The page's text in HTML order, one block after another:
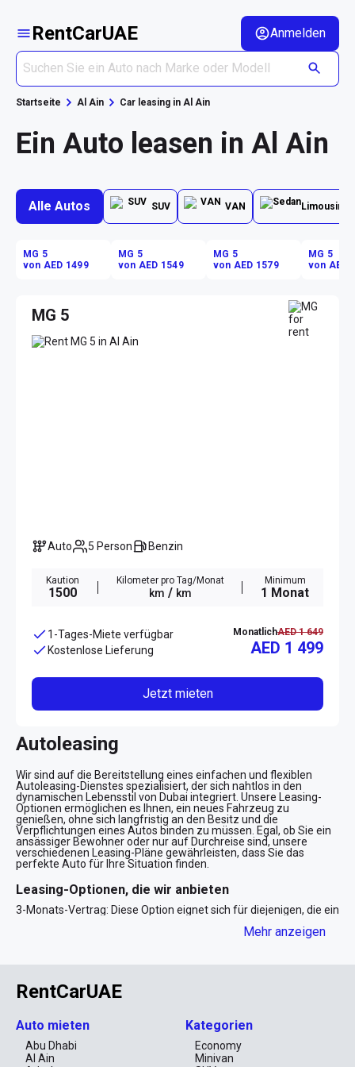
RentCarUAE Anmelden
Startseite Al Ain Car leasing in Al Ain
Ein Auto leasen in Al Ain
Alle Autos SUV VAN Limousine
MG 5
von AED 1499
MG 5
von AED 1549
MG 5
von AED 1579
MG 5
von AED
MG 5
Auto 5 Person Benzin
Kaution
1500
Kilometer pro Tag/Monat
km / km
Minimum
1 Monat
1-Tages-Miete verfügbar
Kostenlose Lieferung
MonatlichAED 1 649
AED 1 499
Jetzt mieten
Autoleasing
Wir sind auf die Bereitstellung eines einfachen und flexiblen
Autoleasing-Dienstes spezialisiert, der sich nahtlos in den
dynamischen Lebensstil von Dubai integriert. Unsere Leasing-
Optionen ermöglichen es Ihnen, ein neues Fahrzeug zu
genießen, ohne sich langfristig an den Besitz und die
Verpflichtungen eines Autos binden zu müssen. Egal, ob Sie ein
ansässiger Bewohner oder nur auf Durchreise sind, unsere
verschiedenen Leasing-Pläne gewährleisten, dass Sie das
perfekte Auto für Ihre Situation finden.
Leasing-Optionen, die wir anbieten
3-Monats-Vertrag: Diese Option eignet sich für diejenigen, die ein
vorübergehend besuchen oder einfach nur für kurze Zeit ein
6-Monats-Vertrag: Eine ausgezeichnete Wahl für Personen, die
ein Fahrzeug für eine moderate Dauer benötigen. Das 6-Monats-
Leasing-Optionen und ist daher eine praktische und
bleiben möchten, jedoch keinen Jahresvertrag möchten.
9-Monats-Vertrag: Wenn Sie ein Leasing suchen, das zwischen
Mehr anzeigen
RentCarUAE
Auto mieten
Abu Dhabi
Al Ain
Kategorien
Economy
Minivan